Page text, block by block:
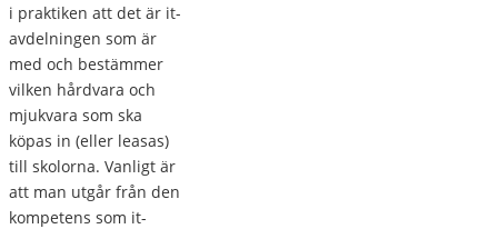
i praktiken att det är it-
avdelningen som är
med och bestämmer
vilken hårdvara och
mjukvara som ska
köpas in (eller leasas)
till skolorna. Vanligt är
att man utgår från den
kompetens som it-